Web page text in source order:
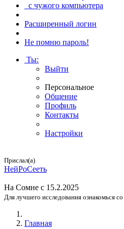
с чужого компьютера
Расширенный логин
Не помню пароль!
Ты:
Выйти
Персональное
Общение
Профиль
Контакты
Настройки
Прислал(а)
Ней­Ро­Се­еть
На Сомне с 15.2.2025
Для лучшего исследования ознакомься со
Главная